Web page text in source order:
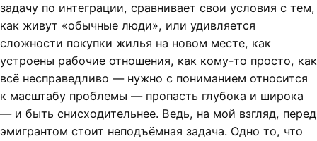
задачу по интеграции, сравнивает свои условия с тем,
как живут «обычные люди», или удивляется
сложности покупки жилья на новом месте, как
устроены рабочие отношения, как кому-то просто, как
всё несправедливо — нужно с пониманием относится
к масштабу проблемы — пропасть глубока и широка
— и быть снисходительнее. Ведь, на мой взгляд, перед
эмигрантом стоит неподъёмная задача. Одно то, что